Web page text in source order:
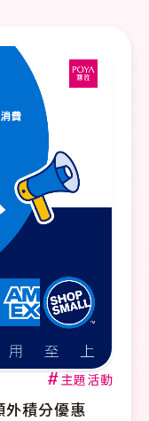
2026.08.01
【寶雅x